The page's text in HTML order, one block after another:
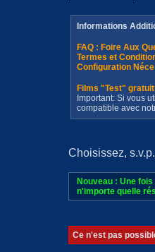
Informations
FAQ : Foire Aux
Termes et
Configuration
Films "Test"
Important: Si vous
compatible avec
Choisissez,
Nouveau : Une
n'importe quelle
Ce n'est pas